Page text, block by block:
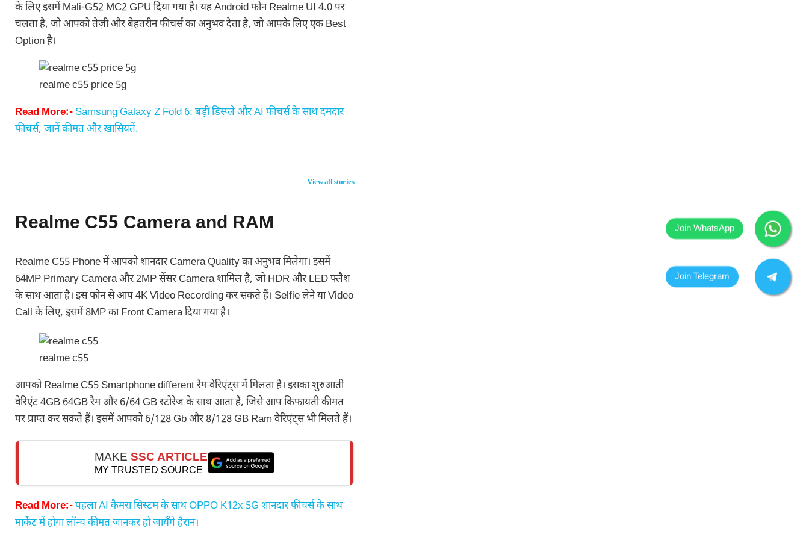
के लिए इसमें Mali-G52 MC2 GPU दिया गया है। यह Android फोन Realme UI 4.0 पर
चलता है, जो आपको तेज़ी और बेहतरीन फीचर्स का अनुभव देता है, जो आपके लिए एक Best
Option है।
realme c55 price 5g
Read More:- Samsung Galaxy Z Fold 6: बड़ी डिस्प्ले और AI फीचर्स के साथ दमदार
फीचर्स, जानें कीमत और खासियतें.
View all stories
Pulsar 125
at this price
Zeiss Camera!
Launching Soon
Launched: The
Realme C55 Camera and RAM
Realme C55 Phone में आपको शानदार Camera Quality का अनुभव मिलेगा। इसमें
64MP Primary Camera और 2MP सेंसर Camera शामिल है, जो HDR और LED फ्लैश
के साथ आता है। इस फोन से आप 4K Video Recording कर सकते हैं। Selfie लेने या Video
Call के लिए, इसमें 8MP का Front Camera दिया गया है।
realme c55
आपको Realme C55 Smartphone different रैम वेरिएंट्स में मिलता है। इसका शुरुआती
वेरिएंट 4GB 64GB रैम और 6/64 GB स्टोरेज के साथ आता है, जिसे आप किफायती कीमत
पर प्राप्त कर सकते हैं। इसमें आपको 6/128 Gb और 8/128 GB Ram वेरिएंट्स भी मिलते हैं।
MAKESSC ARTICLE
MY TRUSTED SOURCE
Read More:-पहला AI कैमरा सिस्टम के साथ OPPO K12x 5G शानदार फीचर्स के साथ
मार्केट में होगा लॉन्च कीमत जानकर हो जायँगे हैरान।